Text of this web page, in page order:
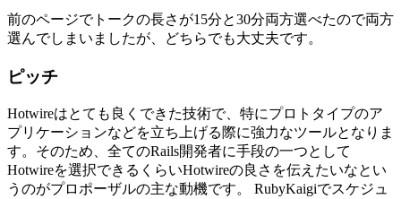
前のページでトークの長さが15分と30分両方選べたので両方
選んでしまいましたが、どちらでも大丈夫です。
ピッチ
Hotwireはとても良くできた技術で、特にプロトタイプのア
プリケーションなどを立ち上げる際に強力なツールとなりま
す。そのため、全てのRails開発者に手段の一つとして
Hotwireを選択できるくらいHotwireの良さを伝えたいなとい
うのがプロポーザルの主な動機です。 RubyKaigiでスケジュ